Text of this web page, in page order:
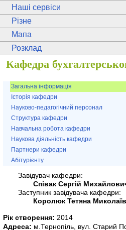
Наші сервіси
Різне
Мапа
Розклад
Кафедра
Загальна інформація
Історія кафедри
Науково-педагогічний персонал
Структура кафедри
Навчальна робота кафедри
Наукова діяльність кафедри
Партнери кафедри
Абітурієнту
Завідувач кафедри:
Співак Сергій
Заступник завідувача кафедри:
Королюк Тетяна
Рік створення: 2014
Адреса: м.Тернопіль, вул. Старий